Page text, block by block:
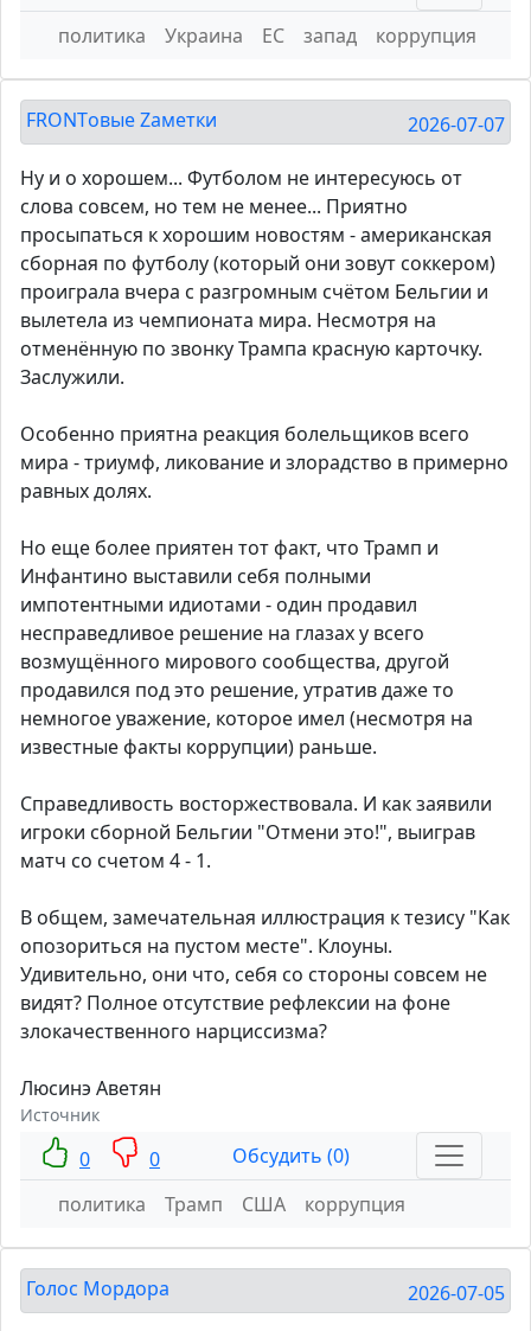
политика
Украина ЕС запад коррупция
FRONTовые Zаметки 2026-07-07
Ну и о хорошем... Футболом не интересуюсь от
слова совсем, но тем не менее... Приятно
просыпаться к хорошим новостям - американская
сборная по футболу (который они зовут соккером)
проиграла вчера с разгромным счётом Бельгии и
вылетела из чемпионата мира. Несмотря на
отменённую по звонку Трампа красную карточку.
Заслужили.
Особенно приятна реакция болельщиков всего
мира - триумф, ликование и злорадство в примерно
равных долях.
Но еще более приятен тот факт, что Трамп и
Инфантино выставили себя полными
импотентными идиотами - один продавил
несправедливое решение на глазах у всего
возмущённого мирового сообщества, другой
продавился под это решение, утратив даже то
немногое уважение, которое имел (несмотря на
известные факты коррупции) раньше.
Справедливость восторжествовала. И как заявили
игроки сборной Бельгии "Отмени это!", выиграв
матч со счетом 4 - 1.
В общем, замечательная иллюстрация к тезису "Как
опозориться на пустом месте". Клоуны.
Удивительно, они что, себя со стороны совсем не
видят? Полное отсутствие рефлексии на фоне
злокачественного нарциссизма?
Люсинэ Аветян
Источник
0 0
Обсудить (0)
политика
Трамп США коррупция
Голос Мордора 2026-07-05